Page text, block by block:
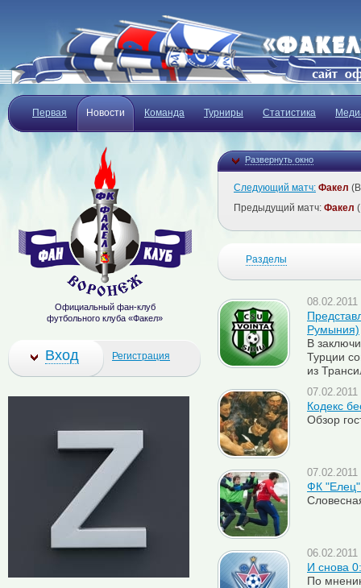
Первая Новости Команда Турниры Статистика
Развернуть окно
Следующий матч: Факел
Предыдущий матч: Факел
Разделы
Румыния)
В
Турции
из
Кодекс
Обзор
ФК
И снова
По
Официальный фан-клуб
футбольного клуба «Факел»
Вход Регистрация